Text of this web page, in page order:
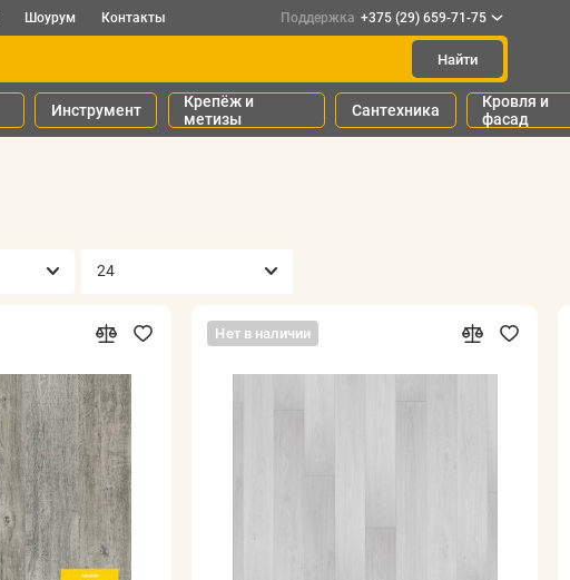
Шоурум Контакты Поддержка +375 (29) 659-71-75
Найти
Инструмент
Крепёж и
метизы
Сантехника
Кровля и
фасад
Нет в наличии